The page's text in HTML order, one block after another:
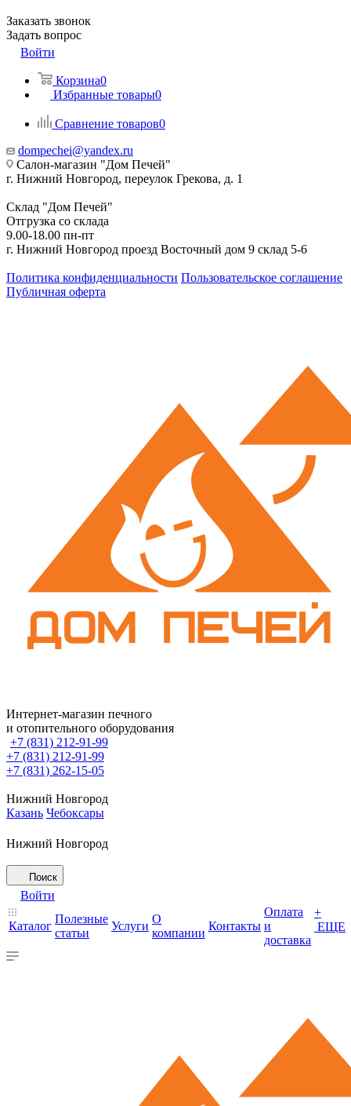
Заказать звонок
Задать вопрос
Войти
Корзина0
Избранные товары0
Сравнение товаров0
dompechei@yandex.ru
Салон-магазин "Дом Печей"
г. Нижний Новгород, переулок Грекова, д. 1
Склад "Дом Печей"
Отгрузка со склада
9.00-18.00 пн-пт
г. Нижний Новгород проезд Восточный дом 9 склад 5-6
Политика конфиденциальности Пользовательское соглашение
Публичная оферта
Интернет-магазин печного
и отопительного оборудования
+7 (831) 212-91-99
+7 (831) 212-91-99
+7 (831) 262-15-05
Нижний Новгород
Казань Чебоксары
Нижний Новгород
Поиск
Войти
Каталог
Полезные
статьи
Услуги
О
компании
Контакты
Оплата
и
доставка
+
ЕЩЕ